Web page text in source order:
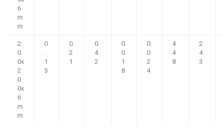
6
m
m
2
0
0x
2
0
0x
6
m
m
0
.
1
3
0.
2
1
0.
4
2
0.
0
1
8
0.
0
2
4
4
4
8
2
4
3